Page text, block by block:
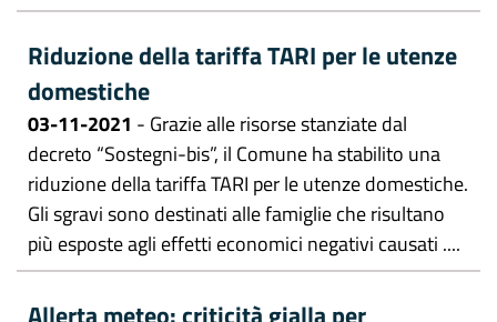
Riduzione della tariffa TARI per le utenze
domestiche
03-11-2021 - Grazie alle risorse stanziate dal
decreto “Sostegni-bis”, il Comune ha stabilito una
riduzione della tariffa TARI per le utenze domestiche.
Gli sgravi sono destinati alle famiglie che risultano
più esposte agli effetti economici negativi causati ....